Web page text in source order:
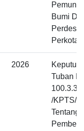
Bumi
2026
Tuban
/KPTS/
Tentang